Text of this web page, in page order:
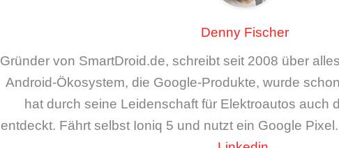
Denny Fischer
Gründer von SmartDroid.de, schreibt seit 2008 über
Android-Ökosystem, die Google-Produkte, wurde
hat durch seine Leidenschaft für Elektroautos auch
entdeckt. Fährt selbst Ioniq 5 und nutzt ein Google